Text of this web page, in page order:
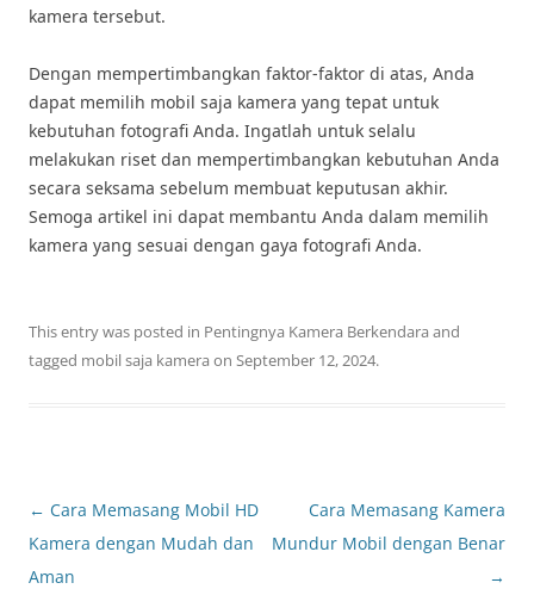
kamera tersebut.
Dengan mempertimbangkan faktor-faktor di atas, Anda
dapat memilih mobil saja kamera yang tepat untuk
kebutuhan fotografi Anda. Ingatlah untuk selalu
melakukan riset dan mempertimbangkan kebutuhan Anda
secara seksama sebelum membuat keputusan akhir.
Semoga artikel ini dapat membantu Anda dalam memilih
kamera yang sesuai dengan gaya fotografi Anda.
This entry was posted in Pentingnya Kamera Berkendara and
tagged mobil saja kamera on September 12, 2024.
Post
navigation
← Cara Memasang Mobil HD
Kamera dengan Mudah dan
Aman
Cara Memasang Kamera
Mundur Mobil dengan Benar
→